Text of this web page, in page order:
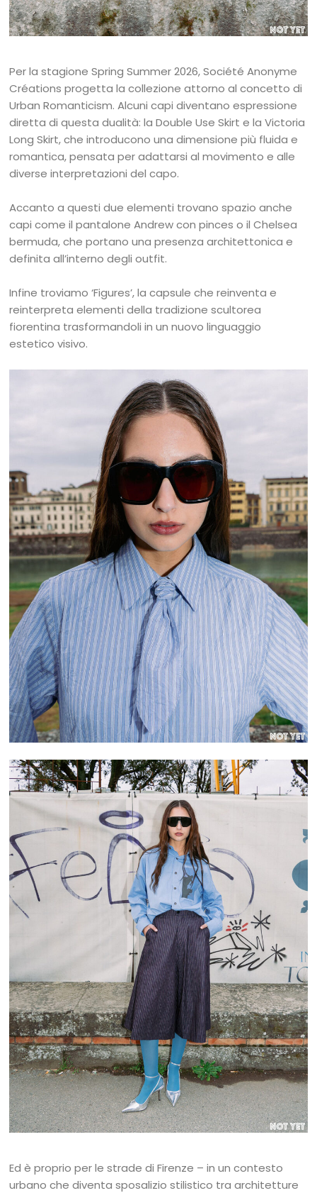
Per la stagione Spring Summer 2026, Société Anonyme
Créations progetta la collezione attorno al concetto di
Urban Romanticism. Alcuni capi diventano espressione
diretta di questa dualità: la Double Use Skirt e la Victoria
Long Skirt, che introducono una dimensione più fluida e
romantica, pensata per adattarsi al movimento e alle
diverse interpretazioni del capo.
Accanto a questi due elementi trovano spazio anche
capi come il pantalone Andrew con pinces o il Chelsea
bermuda, che portano una presenza architettonica e
definita all’interno degli outfit.
Infine troviamo ‘Figures’, la capsule che reinventa e
reinterpreta elementi della tradizione scultorea
fiorentina trasformandoli in un nuovo linguaggio
estetico visivo.
Ed è proprio per le strade di Firenze – in un contesto
urbano che diventa sposalizio stilistico tra architetture